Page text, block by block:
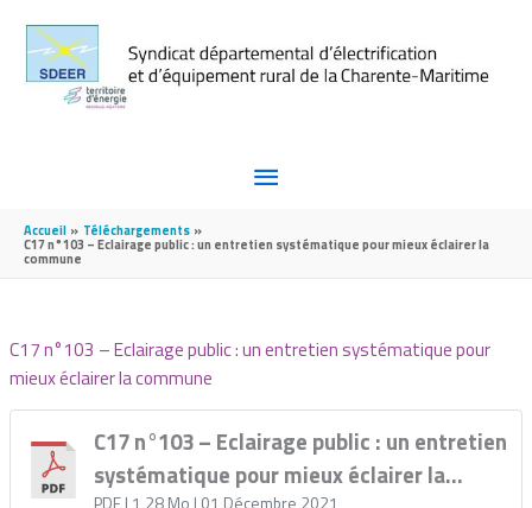
MENU
PRINCIPAL
Accueil Téléchargements
C17 n°103 – Eclairage public : un entretien systématique pour mieux éclairer la
commune
C17 n°103 – Eclairage public : un entretien systématique pour
mieux éclairer la commune
C17 n°103 – Eclairage public : un entretien
systématique pour mieux éclairer la
PDF| 1,28 Mo | 01 Décembre 2021